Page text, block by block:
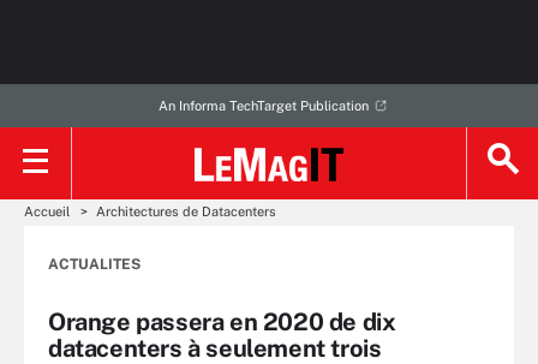
An Informa TechTarget Publication
Accueil Architectures de Datacenters
ACTUALITES
Orange passera en 2020 de dix
datacenters à seulement trois